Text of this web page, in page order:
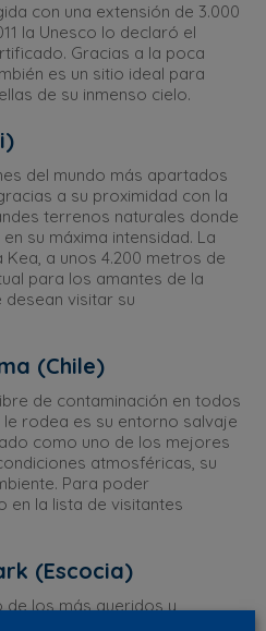
con una extensión de 3.000
la Unesco lo declaró el
Gracias a la poca
es un sitio ideal para
de su inmenso cielo.
del mundo más apartados
a su proximidad con la
terrenos naturales donde
su máxima intensidad. La
Kea, a unos 4.200 metros de
para los amantes de la
visitar su
(Chile)
de contaminación en todos
rodea es su entorno salvaje
como uno de los mejores
atmosféricas, su
Para poder
en la lista de visitantes
(Escocia)
de los más queridos y